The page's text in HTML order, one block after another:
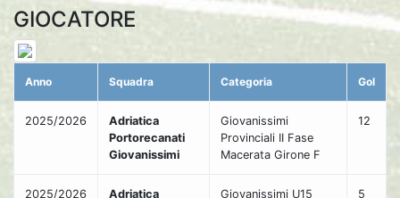
GIOCATORE
Anno Squadra Categoria Gol
2025/2026
Adriatica
Portorecanati
Giovanissimi
Giovanissimi
Provinciali II Fase
Macerata Girone F
12
2025/2026
Adriatica
Giovanissimi U15
5